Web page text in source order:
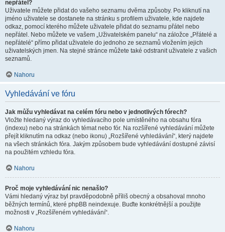
nepřátel?
Uživatele můžete přidat do vašeho seznamu dvěma způsoby. Po kliknutí na
jméno uživatele se dostanete na stránku s profilem uživatele, kde najdete
odkaz, pomocí kterého můžete uživatele přidat do seznamu přátel nebo
nepřátel. Nebo můžete ve vašem „Uživatelském panelu“ na záložce „Přátelé a
nepřátelé“ přímo přidat uživatele do jednoho ze seznamů vložením jejich
uživatelských jmen. Na stejné stránce můžete také odstranit uživatele z vašich
seznamů.
Nahoru
Vyhledávání ve fóru
Jak můžu vyhledávat na celém fóru nebo v jednotlivých fórech?
Vložte hledaný výraz do vyhledávacího pole umístěného na obsahu fóra
(indexu) nebo na stránkách témat nebo fór. Na rozšířené vyhledávání můžete
přejít kliknutím na odkaz (nebo ikonu) „Rozšířené vyhledávání“, který najdete
na všech stránkách fóra. Jakým způsobem bude vyhledávání dostupné závisí
na použitém vzhledu fóra.
Nahoru
Proč moje vyhledávání nic nenašlo?
Vámi hledaný výraz byl pravděpodobně příliš obecný a obsahoval mnoho
běžných termínů, které phpBB neindexuje. Buďte konkrétnější a použijte
možnosti v „Rozšířeném vyhledávání“.
Nahoru